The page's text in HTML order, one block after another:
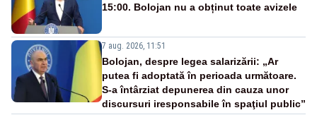
15:00. Bolojan nu a obținut toate avizele
7 aug. 2026, 11:51
Bolojan, despre legea salarizării: „Ar
putea fi adoptată în perioada următoare.
S-a întârziat depunerea din cauza unor
discursuri iresponsabile în spaţiul public”